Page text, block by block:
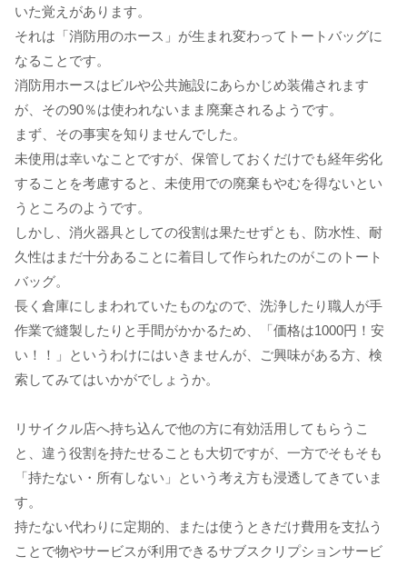
いた覚えがあります。
それは「消防用のホース」が生まれ変わってトートバッグに
なることです。
消防用ホースはビルや公共施設にあらかじめ装備されます
が、その90％は使われないまま廃棄されるようです。
まず、その事実を知りませんでした。
未使用は幸いなことですが、保管しておくだけでも経年劣化
することを考慮すると、未使用での廃棄もやむを得ないとい
うところのようです。
しかし、消火器具としての役割は果たせずとも、防水性、耐
久性はまだ十分あることに着目して作られたのがこのトート
バッグ。
長く倉庫にしまわれていたものなので、洗浄したり職人が手
作業で縫製したりと手間がかかるため、「価格は1000円！安
い！！」というわけにはいきませんが、ご興味がある方、検
索してみてはいかがでしょうか。
リサイクル店へ持ち込んで他の方に有効活用してもらうこ
と、違う役割を持たせることも大切ですが、一方でそもそも
「持たない・所有しない」という考え方も浸透してきていま
す。
持たない代わりに定期的、または使うときだけ費用を支払う
ことで物やサービスが利用できるサブスクリプションサービ